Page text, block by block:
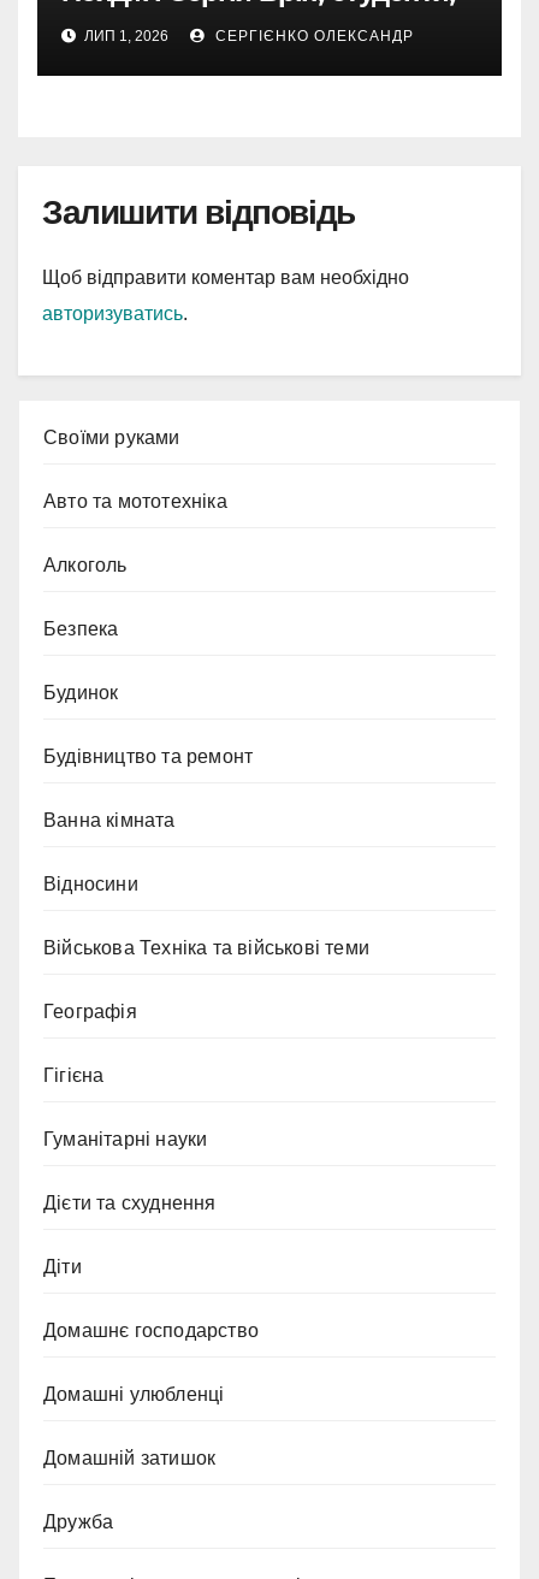
чия ідея підкорила інтернет
ЛИП 1, 2026 СЕРГІЄНКО ОЛЕКСАНДР
Залишити відповідь
Щоб відправити коментар вам необхідно
авторизуватись.
Cвоїми руками
Авто та мототехніка
Алкоголь
Безпека
Будинок
Будівництво та ремонт
Ванна кімната
Відносини
Військова Техніка та військові теми
Географія
Гігієна
Гуманітарні науки
Дієти та схуднення
Діти
Домашнє господарство
Домашні улюбленці
Домашній затишок
Дружба